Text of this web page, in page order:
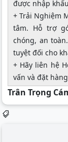
được nhập
+ Trải Nghiệm
tâm. Hỗ trợ
chóng, an
tuyệt đối cho
+ Hãy liên hệ
vấn và đặt
Trân Trọng